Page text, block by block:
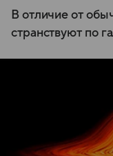
В отличие от
странствуют по